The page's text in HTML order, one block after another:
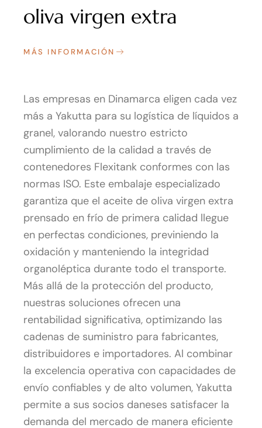
oliva virgen extra
MÁS INFORMACIÓN
Las empresas en Dinamarca eligen cada vez
más a Yakutta para su logística de líquidos a
granel, valorando nuestro estricto
cumplimiento de la calidad a través de
contenedores Flexitank conformes con las
normas ISO. Este embalaje especializado
garantiza que el aceite de oliva virgen extra
prensado en frío de primera calidad llegue
en perfectas condiciones, previniendo la
oxidación y manteniendo la integridad
organoléptica durante todo el transporte.
Más allá de la protección del producto,
nuestras soluciones ofrecen una
rentabilidad significativa, optimizando las
cadenas de suministro para fabricantes,
distribuidores e importadores. Al combinar
la excelencia operativa con capacidades de
envío confiables y de alto volumen, Yakutta
permite a sus socios daneses satisfacer la
demanda del mercado de manera eficiente